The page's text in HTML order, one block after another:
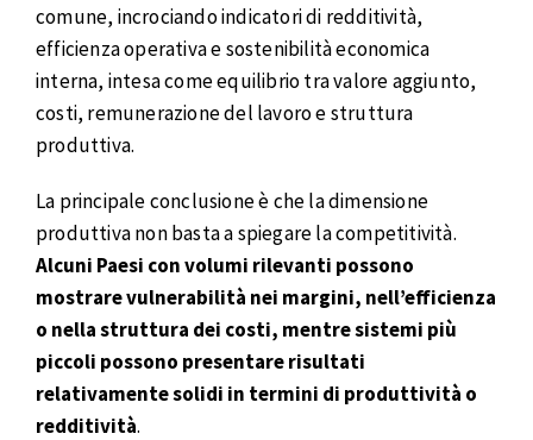
comune, incrociando indicatori di redditività,
efficienza operativa e sostenibilità economica
interna, intesa come equilibrio tra valore aggiunto,
costi, remunerazione del lavoro e struttura
produttiva.
La principale conclusione è che la dimensione
produttiva non basta a spiegare la competitività.
Alcuni Paesi con volumi rilevanti possono
mostrare vulnerabilità nei margini, nell’efficienza
o nella struttura dei costi, mentre sistemi più
piccoli possono presentare risultati
relativamente solidi in termini di produttività o
redditività.